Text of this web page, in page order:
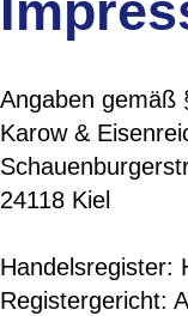
Angaben gemäß
Karow &
24118 Kiel
Handelsregister:
Registergericht: